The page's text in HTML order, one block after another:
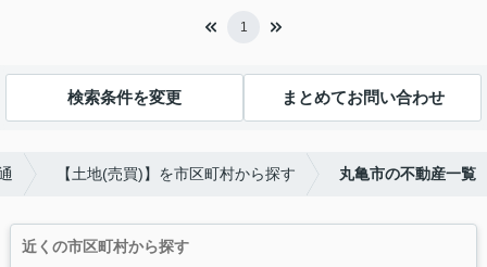
1
検索条件を変更 まとめてお問い合わせ
【土地(売買)】を市区町村から探す 丸亀市の不動産一覧
近くの市区町村から探す